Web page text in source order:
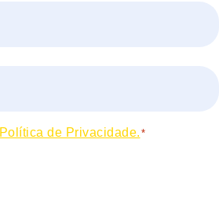
Política de Privacidade. *